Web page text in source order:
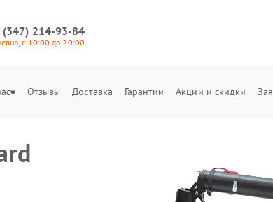
(347) 214-93-84
с 10:00 до 20:00
Отзывы Доставка Гарантии Акции и скидки